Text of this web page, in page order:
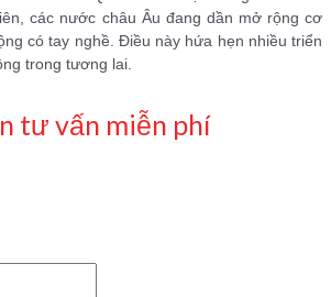
các nước châu Âu đang dần mở rộng cơ
có tay nghề. Điều này hứa hẹn nhiều triển
trong tương lai.
tư vấn miễn phí